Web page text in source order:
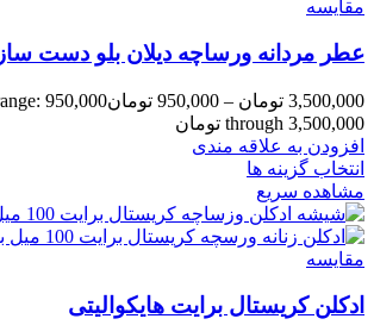
مقایسه
عطر مردانه ورساچه دیلان بلو دست ساز
3,500,000 تومان –
950,000 تومان
through 3,500,000 تومان
افزودن به علاقه مندی
انتخاب گزینه ها
مشاهده سریع
مقایسه
ادکلن کریستال برایت هایکوالیتی